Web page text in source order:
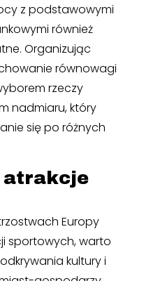
z podstawowymi
również
Organizując
równowagi
rzeczy
nadmiaru, który
się po różnych
atrakcje
Europy
sportowych, warto
kultury i